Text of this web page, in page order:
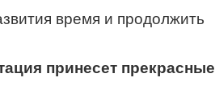
время и продолжить
принесет прекрасные